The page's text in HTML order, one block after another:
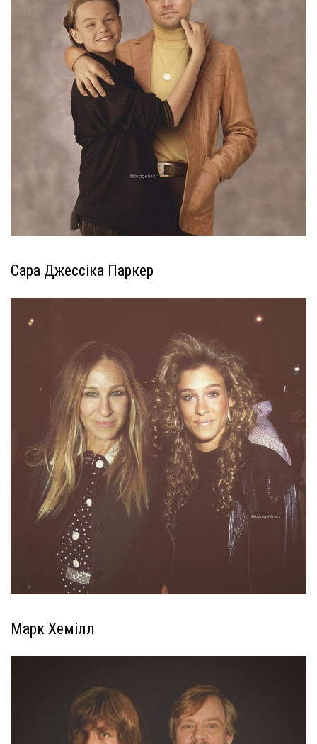
Сара Джессіка Паркер
Марк Хемілл